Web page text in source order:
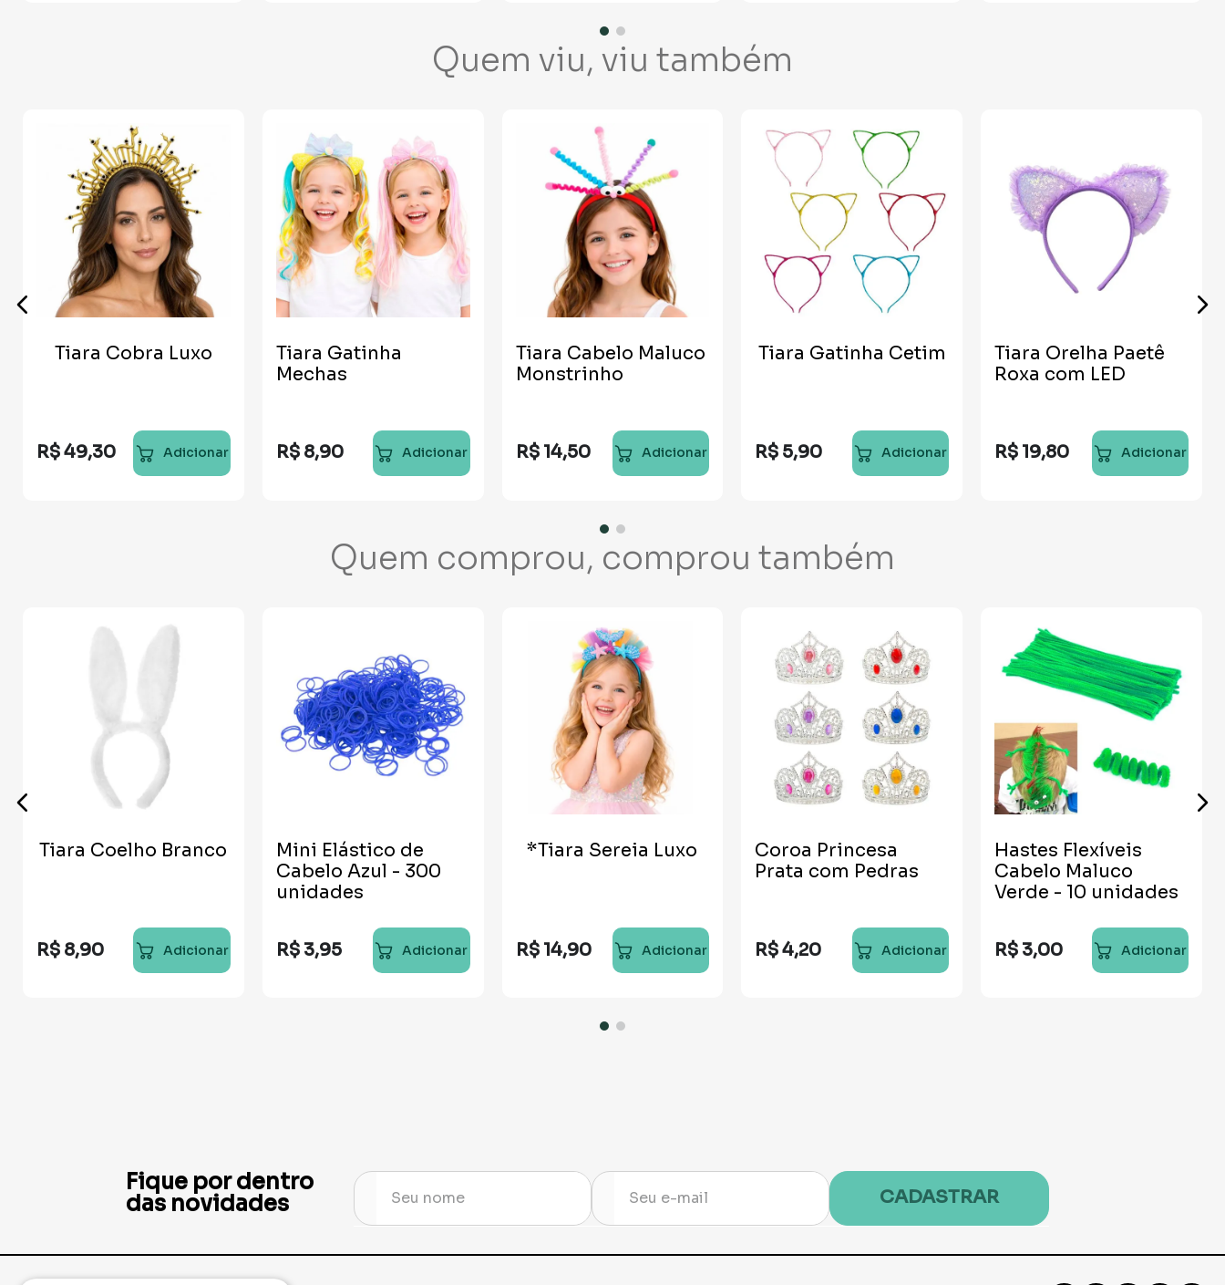
Quem viu, viu também
Tiara Cobra Luxo
R$49,30 Adicionar
Tiara Gatinha
Mechas
R$ 8,90 Adicionar
Tiara Cabelo Maluco
Monstrinho
R$ 14,50 Adicionar
Tiara Gatinha Cetim
R$ 5,90 Adicionar
Tiara Orelha Paetê
Roxa com LED
R$ 19,80 Adicionar
Quem comprou, comprou também
Tiara Coelho Branco
R$ 8,90 Adicionar
Mini Elástico de
Cabelo Azul - 300
unidades
R$ 3,95 Adicionar
*Tiara Sereia Luxo
R$ 14,90 Adicionar
Coroa Princesa
Prata com Pedras
R$4,20 Adicionar
Hastes Flexíveis
Cabelo Maluco
Verde - 10 unidades
R$ 3,00 Adicionar
Fique por dentro
das novidades
CADASTRAR